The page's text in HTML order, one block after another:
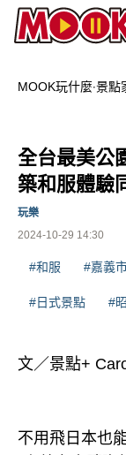
MOOK玩什麼‧景點
全台最美公
築和服體驗
2024-10-29 14:30
玩樂
#和服 #嘉義
#日式景點 #
文／景點+
不用飛日本也